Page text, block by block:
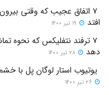
۷ اتفاق عجیب که وقتی
افتد
۷ ترفند نتفلیکس که نحوه
دهد
یوتیوب استار لوگان پل با